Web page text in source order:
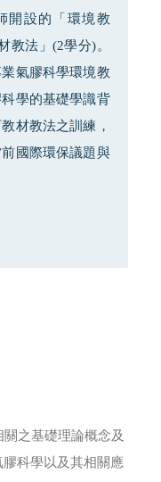
開設的「環境教
教法」(2學分)。
氣膠科學環境教
學的基礎學識背
材教法之訓練，
國際環保議題與
之基礎理論概念及
科學以及其相關應